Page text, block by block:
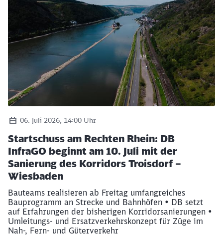
Startschuss am Rechten Rhein: DB
InfraGO beginnt am 10. Juli mit der
Sanierung des Korridors Troisdorf –
Wiesbaden
06. Juli 2026, 14:00 Uhr
Bauteams realisieren ab Freitag umfangreiches
Bauprogramm an Strecke und Bahnhöfen • DB setzt
auf Erfahrungen der bisherigen Korridorsanierungen •
Umleitungs- und Ersatzverkehrskonzept für Züge im
Nah-, Fern- und Güterverkehr